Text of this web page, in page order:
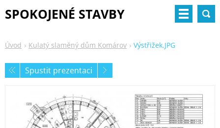
SPOKOJENÉ STAVBY
Úvod Kulatý slaměný dům Komárov Výstřižek.JPG
Spustit prezentaci